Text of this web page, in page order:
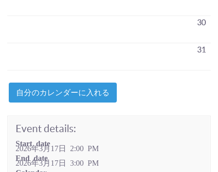
30
31
自分のカレンダーに入れる
Event details:
Start date
2026年3月17日 2:00 PM
End date
2026年3月17日 3:00 PM